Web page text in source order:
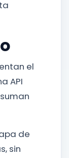
el
API
de
sin